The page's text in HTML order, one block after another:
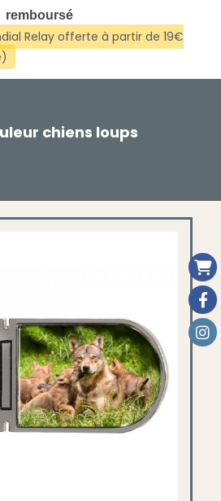
remboursé
chiens loups